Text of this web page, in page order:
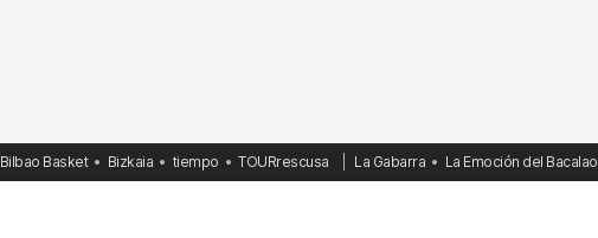
Bilbao Basket Bizkaia tiempo TOURrescusa La Gabarra La Emoción del Bacalao